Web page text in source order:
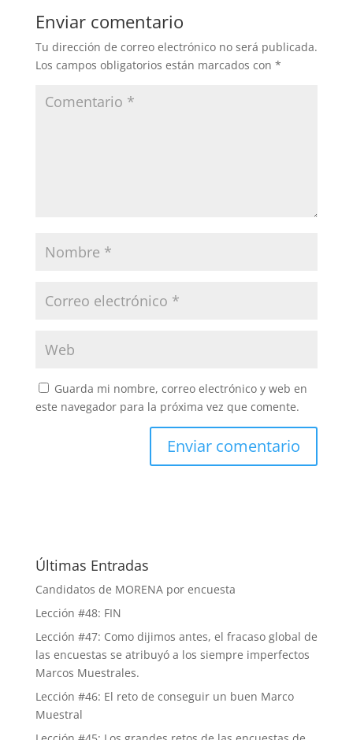
Enviar comentario
Tu dirección de correo electrónico no será publicada.
Los campos obligatorios están marcados con *
Guarda mi nombre, correo electrónico y web en
este navegador para la próxima vez que comente.
Últimas Entradas
Candidatos de MORENA por encuesta
Lección #48: FIN
Lección #47: Como dijimos antes, el fracaso global de
las encuestas se atribuyó a los siempre imperfectos
Marcos Muestrales.
Lección #46: El reto de conseguir un buen Marco
Muestral